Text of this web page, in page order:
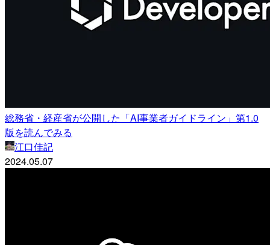
総務省・経産省が公開した「AI事業者ガイドライン」第1.0
版を読んでみる
江口佳記
2024.05.07